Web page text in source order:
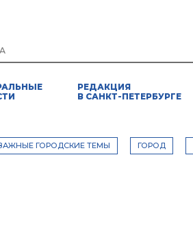
РЕДАКЦИЯ
В САНКТ-ПЕТЕРБУРГЕ
ГОРОДСКИЕ ТЕМЫ ГОРОД